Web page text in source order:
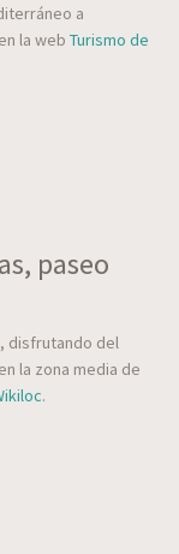
a
la webTurismo de
paseo
disfrutando del
la zona media de
.